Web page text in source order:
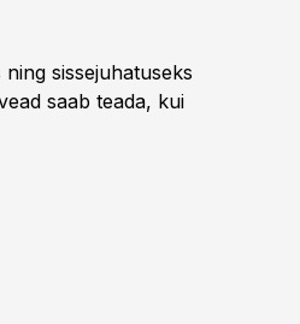
sissejuhatuseks
saab teada, kui